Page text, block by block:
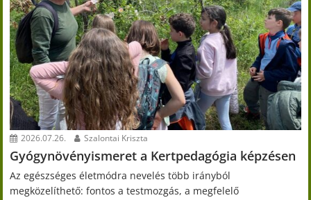
2026.07.26. Szalontai Kriszta
Gyógynövényismeret a Kertpedagógia képzésen
Az egészséges életmódra nevelés több irányból
megközelíthető: fontos a testmozgás, a megfelelő